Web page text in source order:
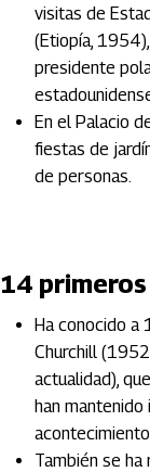
visitas de
(Etiopía,
presidente
En el Palacio
fiestas de
de personas.
14
Ha conocido a
Churchill
actualidad),
han
También se